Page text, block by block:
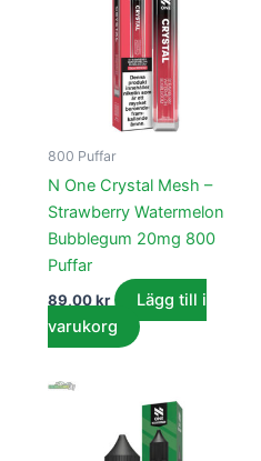
800 Puffar
N One Crystal Mesh –
Strawberry Watermelon
Bubblegum 20mg 800
Puffar
89,00kr
Lägg till i
varukorg